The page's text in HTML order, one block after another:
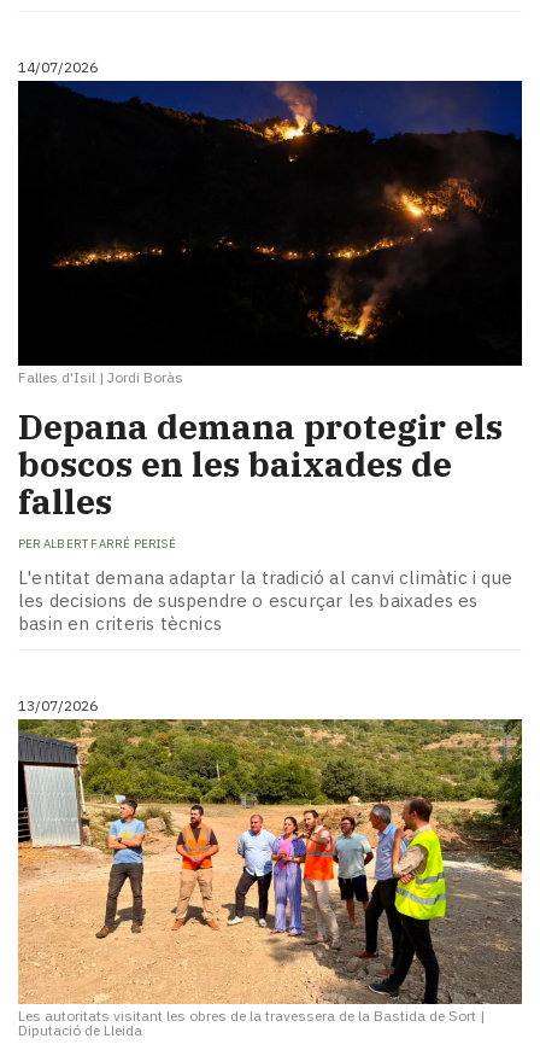
14/07/2026
Falles d'Isil | Jordi Boràs
Depana demana protegir els
boscos en les baixades de
falles
PER ALBERT FARRÉ PERISÉ
L'entitat demana adaptar la tradició al canvi climàtic i que
les decisions de suspendre o escurçar les baixades es
basin en criteris tècnics
13/07/2026
Les autoritats visitant les obres de la travessera de la Bastida de Sort |
Diputació de Lleida